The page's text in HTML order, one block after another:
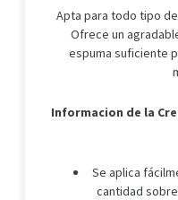
Apta para todo tipo
Ofrece un
espuma suficiente
Informacion de la
Se aplica
cantidad